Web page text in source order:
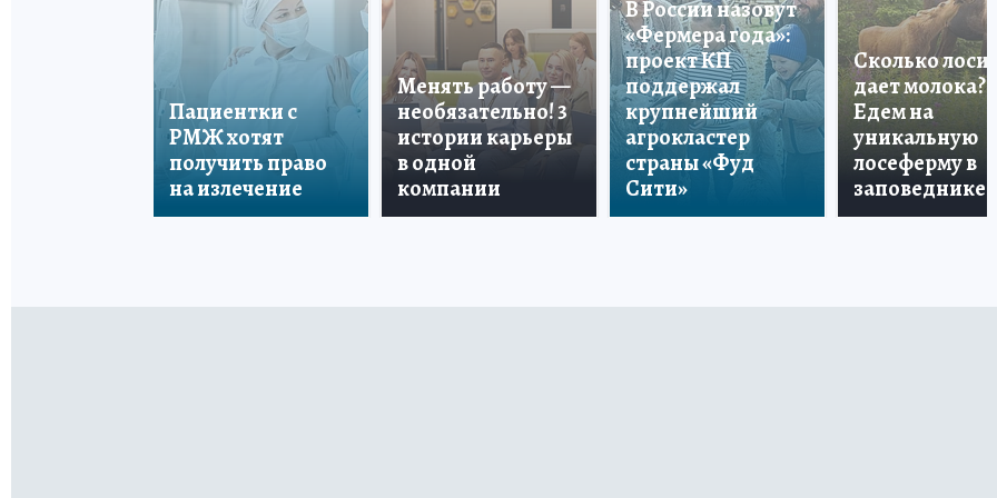
Пациентки с
РМЖ хотят
получить право
на излечение
Менять работу —
необязательно! 3
истории карьеры
в одной
компании
В России назовут
«Фермера года»:
проект КП
поддержал
крупнейший
агрокластер
страны «Фуд
Сити»
Сколько лосиха
дает молока?
Едем на
уникальную
лосеферму в
заповеднике!